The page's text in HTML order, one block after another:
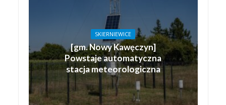
SKIERNIEWICE
[gm. Nowy Kawęczyn]
Powstaje automatyczna
stacja meteorologiczna